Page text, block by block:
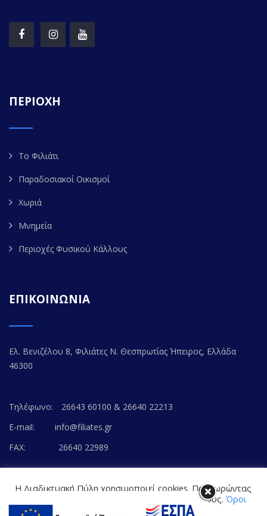
ΠΕΡΙΟΧΗ
Το Φιλιάτι
Παραδοσιακοί Οικισμοί
Χωριά
Μνημεία
Περιοχές Φυσικού Κάλλους
ΕΠΙΚΟΙΝΩΝΙΑ
Ελ. Βενιζέλου 8, Φιλιάτες Ν. Θεσπρωτίας Ήπειρος, Ελλάδα
46300
Τηλέφωνο:
26643 60100 & 26640 22213
E-mail:
info@filiates.gr
FAX:
26640 22989
Η Διαδικτυακή Πύλη χρησιμοποιεί cookies. Προχωρώντας
στο περιεχόμενο, συναινείτε με την αποδοχή τους. Όροι
Χρήσης Ιστοτόπου